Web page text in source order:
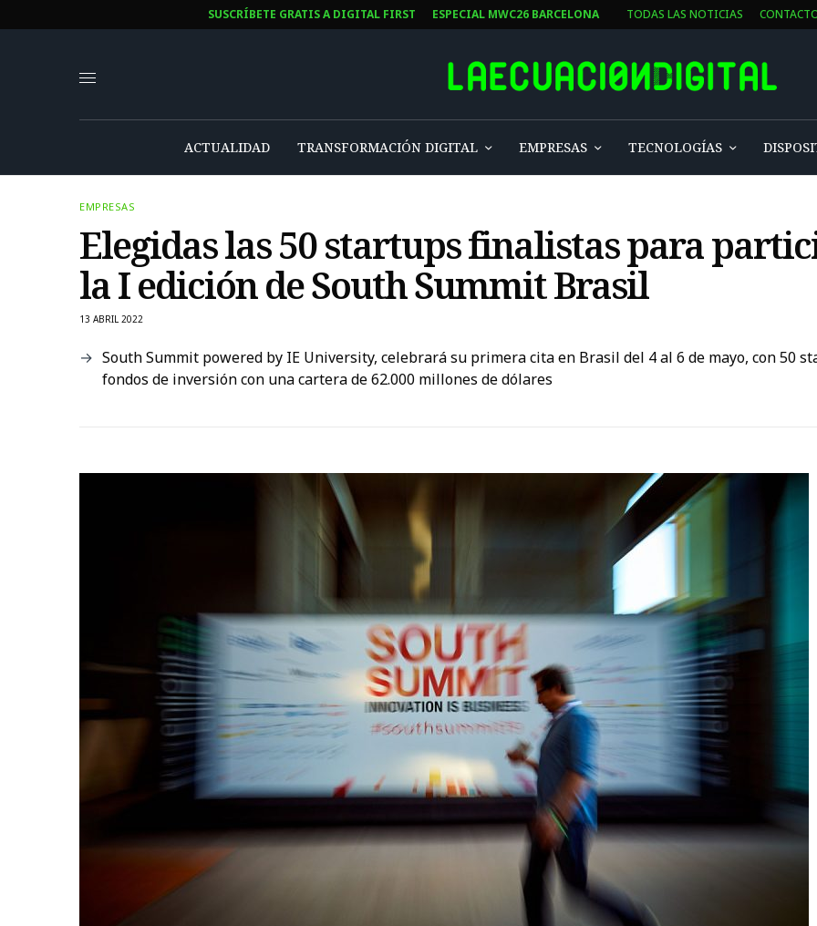
SUSCRÍBETE GRATIS A DIGITAL FIRST ESPECIAL MWC26 BARCELONA TODAS LAS NOTICIAS
ACTUALIDAD TRANSFORMACIÓN DIGITAL EMPRESAS TECNOLOGÍAS
EMPRESAS
Elegidas las 50 startups finalistas para
la I edición de South Summit Brasil
13 ABRIL 2022
South Summit powered by IE University, celebrará su primera cita en Brasil del 4 al 6 de mayo, con 50
fondos de inversión con una cartera de 62.000 millones de dólares